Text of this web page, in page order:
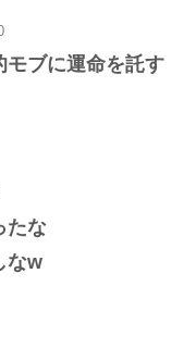
モブに運命を託す
たな
なw